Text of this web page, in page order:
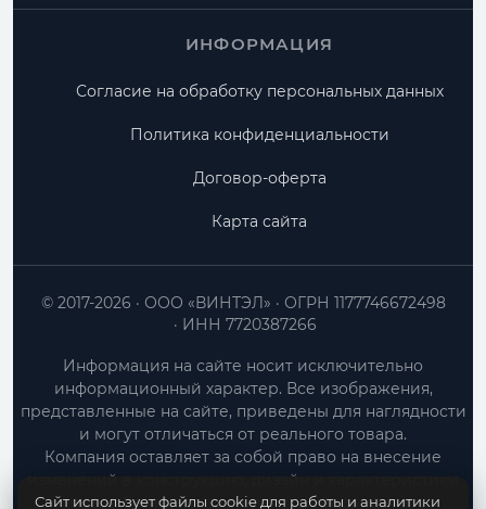
ИНФОРМАЦИЯ
Согласие на обработку персональных данных
Политика конфиденциальности
Договор-оферта
Карта сайта
ООО «ВИНТЭЛ»
ОГРН 1177746672498
ИНН 7720387266
© 2017-2026
Информация на сайте носит исключительно
информационный характер. Все изображения,
представленные на сайте, приведены для наглядности
и могут отличаться от реального товара.
Компания оставляет за собой право на внесение
изменений в конструкцию, дизайн и характеристики
товара без предварительного уведомления.
Сайт использует файлы cookie для работы и аналитики